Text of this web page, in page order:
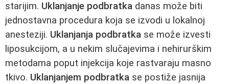
starijim. Uklanjanje podbratka danas može biti
jednostavna procedura koja se izvodi u lokalnoj
anesteziji. Uklanjanja podbratka se može izvesti
liposukcijom, a u nekim slučajevima i nehirurškim
metodama poput injekcija koje rastvaraju masno
tkivo. Uklanjanjem podbratka se postiže jasnija